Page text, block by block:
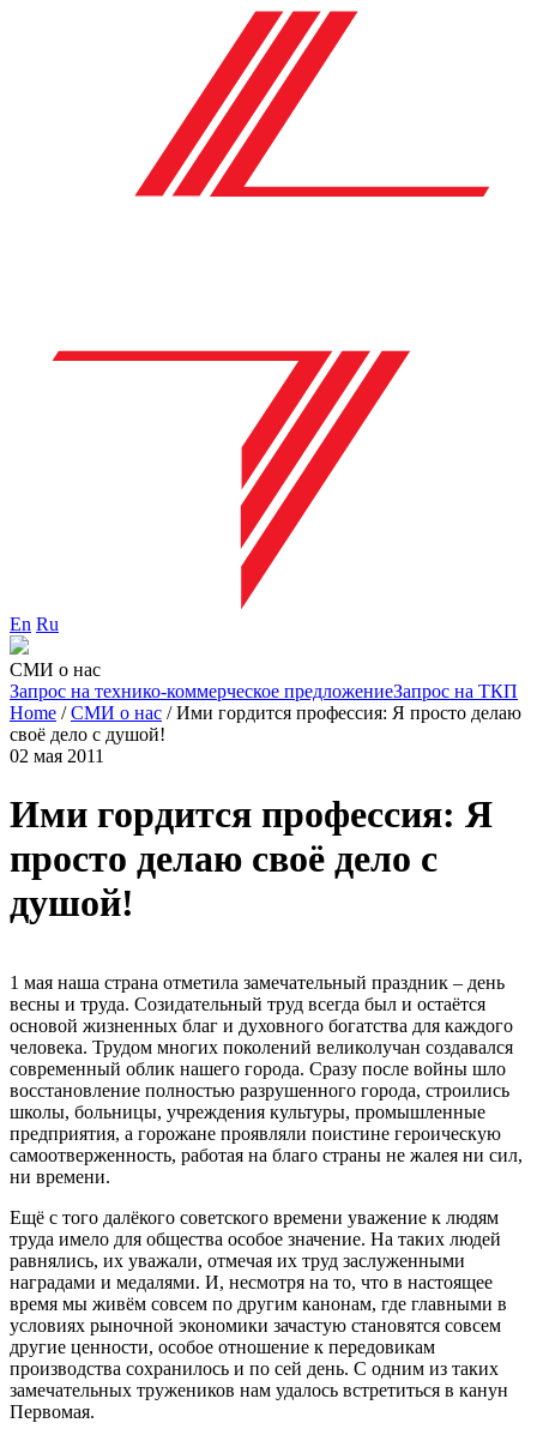
En Ru
СМИ о нас
Запрос на технико-коммерческое предложениеЗапрос на ТКП
Home /СМИ о нас /Ими гордится профессия: Я просто делаю
своё дело с душой!
02 мая 2011
Ими гордится профессия: Я
просто делаю своё дело с
душой!
1 мая наша страна отметила замечательный праздник – день
весны и труда. Созидательный труд всегда был и остаётся
основой жизненных благ и духовного богатства для каждого
человека. Трудом многих поколений великолучан создавался
современный облик нашего города. Сразу после войны шло
восстановление полностью разрушенного города, строились
школы, больницы, учреждения культуры, промышленные
предприятия, а горожане проявляли поистине героическую
самоотверженность, работая на благо страны не жалея ни сил,
ни времени.
Ещё с того далёкого советского времени уважение к людям
труда имело для общества особое значение. На таких людей
равнялись, их уважали, отмечая их труд заслуженными
наградами и медалями. И, несмотря на то, что в настоящее
время мы живём совсем по другим канонам, где главными в
условиях рыночной экономики зачастую становятся совсем
другие ценности, особое отношение к передовикам
производства сохранилось и по сей день. С одним из таких
замечательных тружеников нам удалось встретиться в канун
Первомая.